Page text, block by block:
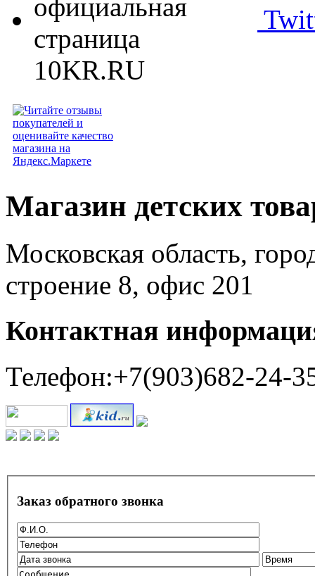
Магазин детских
Московская область,
строение 8, офис 201
Контактная
Телефон:+7(903)682-24-
Заказ обратного звонка